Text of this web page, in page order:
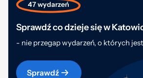
47 wydarzeń
Sprawdź co dzieje się w
- nie przegap wydarzeń, o których
Sprawdź